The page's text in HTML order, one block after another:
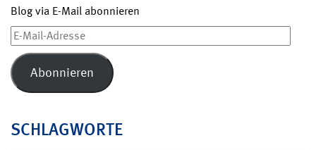
Blog via E-Mail abonnieren
E-
Mail-
Adresse
Abonnieren
SCHLAGWORTE